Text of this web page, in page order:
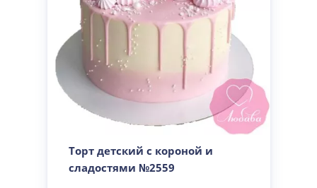
Торт детский с короной и
сладостями №2559